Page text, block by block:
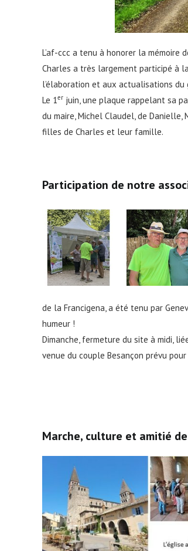
L’af-ccc a tenu à honorer la mémoire
Charles a très largement participé à
l’élaboration et aux actualisations du
Le 1er juin, une plaque rappelant sa
du maire, Michel Claudel, de
filles de Charles et leur famille.
Participation de notre
de la Francigena, a été tenu par
humeur !
Dimanche, fermeture du site à midi,
venue du couple Besançon prévu pour
Marche, culture et amitié